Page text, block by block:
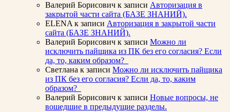
Валерий Борисович к записи Авторизация в
закрытой части сайта (БАЗЕ ЗНАНИЙ).
ELENA к записи Авторизация в закрытой части
сайта (БАЗЕ ЗНАНИЙ).
Валерий Борисович к записи Можно ли
исключить пайщика из ПК без его согласия? Если
да, то, каким образом?
Светлана к записи Можно ли исключить пайщика
из ПК без его согласия? Если да, то, каким
образом?
Валерий Борисович к записи Новые вопросы, не
вошедшие в предыдущие разделы.